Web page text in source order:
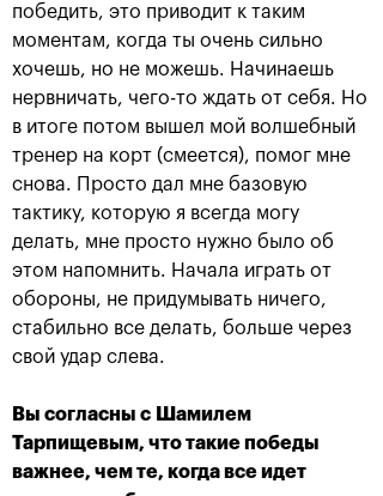
Даниил Медведев:
«Невозможно все
время играть на
максимуме своих
Дарья Касаткина: «Я
всегда мечтала
выиграть ВТБ Кубок
Кремля именно в
Олимпийском»
чемпионкой «ВТБ Кубок
«Надеюсь, что завтра
сильнейшего!»
19 октября, 23:00
победить, это приводит к таким
моментам, когда ты очень сильно
хочешь, но не можешь. Начинаешь
нервничать, чего-то ждать от себя. Но
в итоге потом вышел мой волшебный
тренер на корт (смеется), помог мне
снова. Просто дал мне базовую
тактику, которую я всегда могу
делать, мне просто нужно было об
этом напомнить. Начала играть от
обороны, не придумывать ничего,
стабильно все делать, больше через
свой удар слева.
Вы согласны с Шамилем
Тарпищевым, что такие победы
важнее, чем те, когда все идет